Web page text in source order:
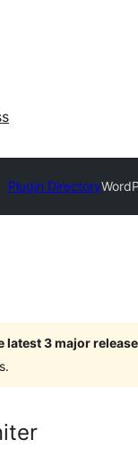
Plugin Directory
latest 3 major